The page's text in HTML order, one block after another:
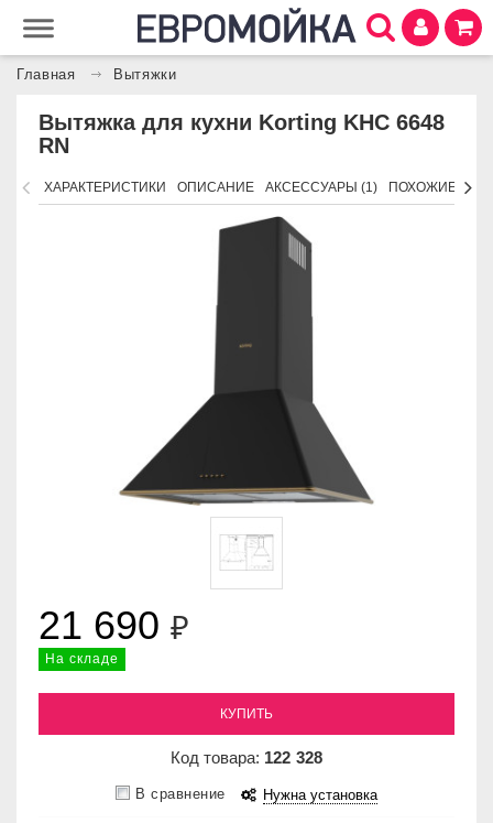
Главная Вытяжки
Вытяжка для кухни Korting KHC 6648
RN
ХАРАКТЕРИСТИКИ ОПИСАНИЕ АКСЕССУАРЫ (1) ПОХОЖИЕ
21 690 ₽
На складе
КУПИТЬ
Код товара: 122 328
В сравнение Нужна установка